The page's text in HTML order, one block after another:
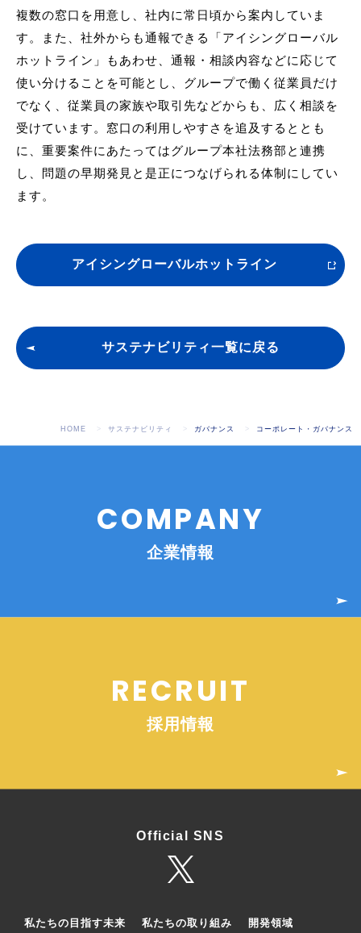
複数の窓口を用意し、社内に常日頃から案内していま
す。また、社外からも通報できる「アイシングローバル
ホットライン」もあわせ、通報・相談内容などに応じて
使い分けることを可能とし、グループで働く従業員だけ
でなく、従業員の家族や取引先などからも、広く相談を
受けています。窓口の利用しやすさを追及するととも
に、重要案件にあたってはグループ本社法務部と連携
し、問題の早期発見と是正につなげられる体制にしてい
ます。
アイシングローバルホットライン
サステナビリティ一覧に戻る
HOME サステナビリティ ガバナンス コーポレート・ガバナンス
COMPANY
企業情報
RECRUIT
採用情報
Official SNS
私たちの目指す未来 私たちの取り組み 開発領域